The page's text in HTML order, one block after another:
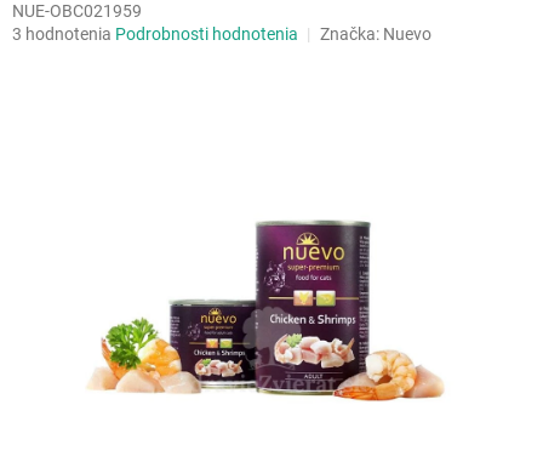
NUE-OBC021959
Priemerné
3 hodnotenia Podrobnosti hodnotenia Značka: Nuevo